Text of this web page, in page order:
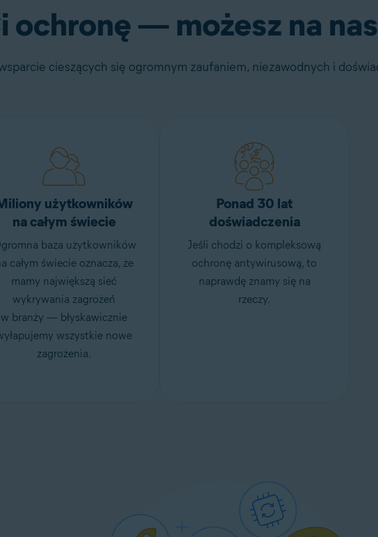
ochronę — możesz na
cieszących się ogromnym zaufaniem, niezawodnych i
użytkowników
na całym świecie
baza użytkowników
całym świecie oznacza, że
mamy największą sieć
wykrywania zagrożeń
w branży — błyskawicznie
wszystkie nowe
zagrożenia.
Ponad 30 lat
doświadczenia
Jeśli chodzi o kompleksową
ochronę antywirusową, to
naprawdę znamy się na
rzeczy.